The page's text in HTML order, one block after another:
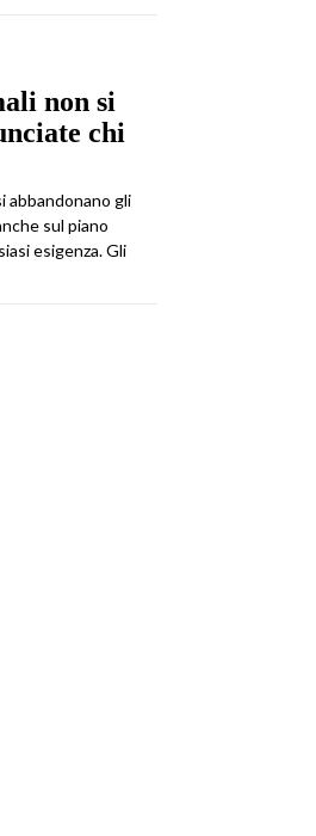
non si
chi
abbandonano gli
sul piano
esigenza. Gli